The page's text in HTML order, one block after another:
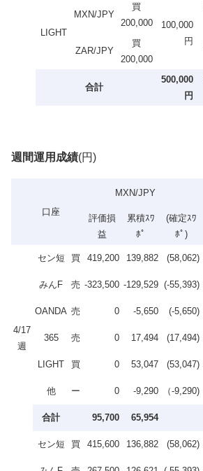
LIGHT
MXN/JPY
買
200,000
100,000
円
ZAR/JPY
買
200,000
合計
500,000
円
週間運用成績(円)
口座
MXN/JPY
評価損
益
累積ｽﾜ
ﾎﾟ
(確定ｽﾜ
ﾎﾟ)
4/17
週
セン短 買 419,200 139,882 (58,062)
みんF 売 -323,500 -129,529 (-55,393)
OANDA 売 0 -5,650 (-5,650)
365 売 0 17,494 (17,494)
LIGHT 買 0 53,047 (53,047)
他 ー 0 -9,290 （-9,290)
合計 95,700 65,954
セン短 買 415,600 136,882 (58,062)